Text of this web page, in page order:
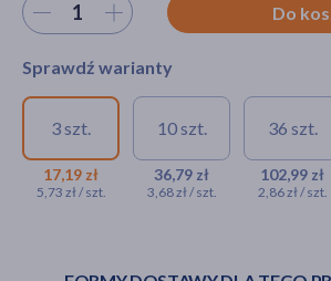
Wybierz ilość Do
Sprawdź warianty
3 szt.
17,19 zł
5,73 zł / szt.
Mister Size,
60 mm, 3 szt.
10 szt.
36,79 zł
3,68 zł / szt.
Mister
mm, 10
36 szt.
102,99 zł
2,86 zł / szt.